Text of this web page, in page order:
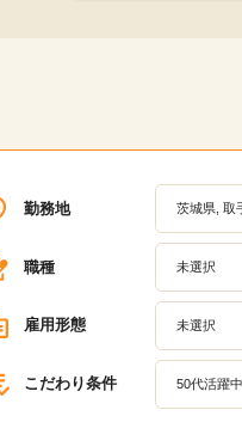
勤務地 茨城県, 取
職種 未選択
雇用形態 未選択
こだわり条件 50代活躍中